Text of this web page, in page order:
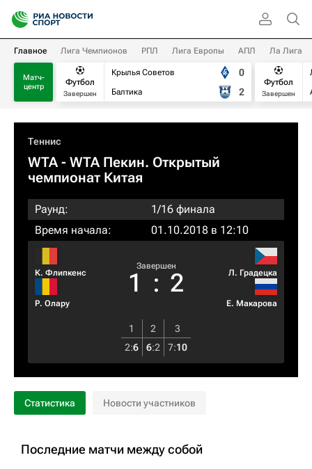
Главное Лига Чемпионов РПЛ Лига Европы АПЛ Ла Лига
Матч-
центр
Футбол
Завершен
Крылья Советов
Балтика
0
2
Футбол
Завершен
Теннис
WTA- WTA Пекин. Открытый
чемпионат Китая
Раунд:
1/16 финала
Время начала:
01.10.2018 в 12:10
К. Флипкенс
Р. Олару
Завершен
1 : 2 Л. Градецка
Е. Макарова
1 2
3
2:6 6:2 7:10
Статистика Новости участников
Последние матчи между собой